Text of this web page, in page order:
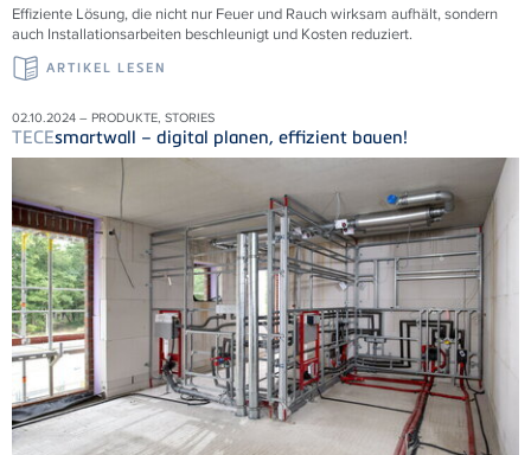
Effiziente Lösung, die nicht nur Feuer und Rauch wirksam aufhält, sondern
auch Installationsarbeiten beschleunigt und Kosten reduziert.
ARTIKEL LESEN
02.10.2024 – PRODUKTE, STORIES
TECEsmartwall – digital planen, effizient bauen!